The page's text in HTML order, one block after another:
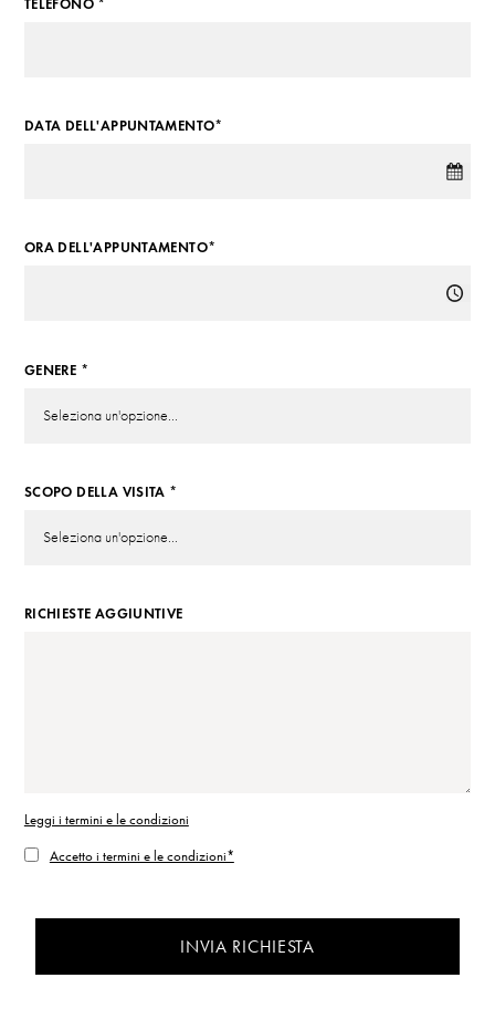
TELEFONO *
DATA DELL'APPUNTAMENTO*
ORA DELL'APPUNTAMENTO*
GENERE *
SCOPO DELLA VISITA *
RICHIESTE AGGIUNTIVE
Leggi i termini e le condizioni
Accetto i termini e le condizioni*
INVIA RICHIESTA